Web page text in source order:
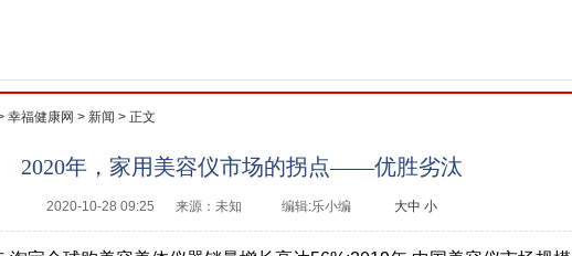
幸福健康网 > 新闻 > 正文
2020年，家用美容仪市场的拐点——优胜劣汰
2020-10-28 09:25 来源：未知 编辑:乐小编 大中 小